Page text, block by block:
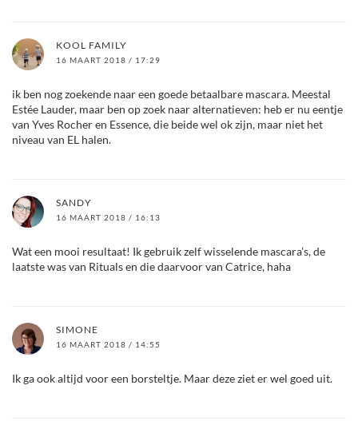
KOOL FAMILY
16 MAART 2018 / 17:29
ik ben nog zoekende naar een goede betaalbare mascara. Meestal
Estée Lauder, maar ben op zoek naar alternatieven: heb er nu eentje
van Yves Rocher en Essence, die beide wel ok zijn, maar niet het
niveau van EL halen.
SANDY
16 MAART 2018 / 16:13
Wat een mooi resultaat! Ik gebruik zelf wisselende mascara’s, de
laatste was van Rituals en die daarvoor van Catrice, haha
SIMONE
16 MAART 2018 / 14:55
Ik ga ook altijd voor een borsteltje. Maar deze ziet er wel goed uit.